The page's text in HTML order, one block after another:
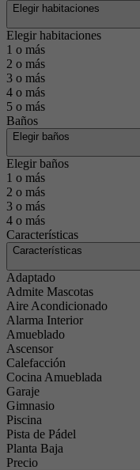
Elegir habitaciones
Elegir habitaciones
1 o más
2 o más
3 o más
4 o más
5 o más
Baños
Elegir baños
Elegir baños
1 o más
2 o más
3 o más
4 o más
Características
Características
Adaptado
Admite Mascotas
Aire Acondicionado
Alarma Interior
Amueblado
Ascensor
Calefacción
Cocina Amueblada
Garaje
Gimnasio
Piscina
Pista de Pádel
Planta Baja
Precio